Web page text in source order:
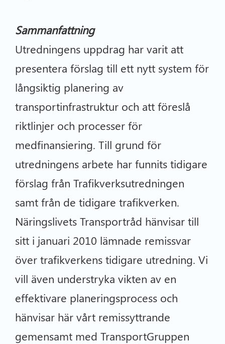
Sammanfattning
Utredningens uppdrag har varit att
presentera förslag till ett nytt system för
långsiktig planering av
transportinfrastruktur och att föreslå
riktlinjer och processer för
medfinansiering. Till grund för
utredningens arbete har funnits tidigare
förslag från Trafikverksutredningen
samt från de tidigare trafikverken.
Näringslivets Transportråd hänvisar till
sitt i januari 2010 lämnade remissvar
över trafikverkens tidigare utredning. Vi
vill även understryka vikten av en
effektivare planeringsprocess och
hänvisar här vårt remissyttrande
gemensamt med TransportGruppen